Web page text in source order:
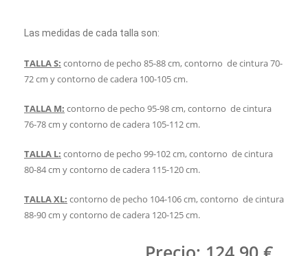
Las medidas de cada talla son:
TALLA S: contorno de pecho 85-88 cm, contorno de cintura 70-
72 cm y contorno de cadera 100-105 cm.
TALLA M: contorno de pecho 95-98 cm, contorno de cintura
76-78 cm y contorno de cadera 105-112 cm.
TALLA L: contorno de pecho 99-102 cm, contorno de cintura
80-84 cm y contorno de cadera 115-120 cm.
TALLA XL: contorno de pecho 104-106 cm, contorno de cintura
88-90 cm y contorno de cadera 120-125 cm.